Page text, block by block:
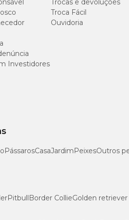
porte
porte
produto em temperatura ambiente, ao
etc) bem como de produtos
Investidores
Trocas e devoluções
Troca Fácil
Ouvidoria
PássarosCasaJardimPeixesOutros
PitbullBorder CollieGolden retriever